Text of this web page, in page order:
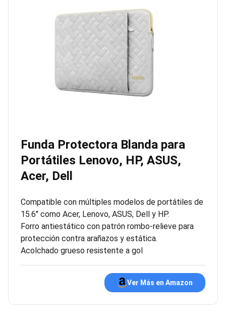
Funda Protectora Blanda para
Portátiles Lenovo, HP, ASUS,
Acer, Dell
Compatible con múltiples modelos de portátiles de
15.6″ como Acer, Lenovo, ASUS, Dell y HP.
Forro antiestático con patrón rombo-relieve para
protección contra arañazos y estática.
Acolchado grueso resistente a gol
Ver Más en Amazon